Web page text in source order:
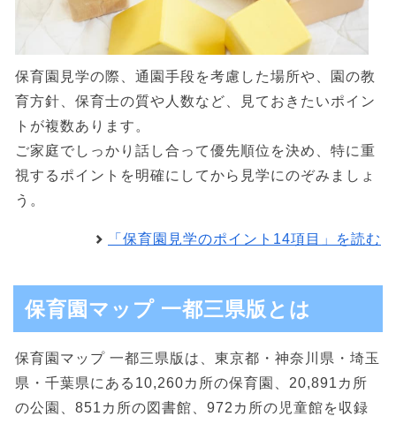
保育園見学の際、通園手段を考慮した場所や、園の教
育方針、保育士の質や人数など、見ておきたいポイン
トが複数あります。
ご家庭でしっかり話し合って優先順位を決め、特に重
視するポイントを明確にしてから見学にのぞみましょ
う。
「保育園見学のポイント14項目」を読む
保育園マップ 一都三県版とは
保育園マップ 一都三県版は、東京都・神奈川県・埼玉
県・千葉県にある10,260カ所の保育園、20,891カ所
の公園、851カ所の図書館、972カ所の児童館を収録